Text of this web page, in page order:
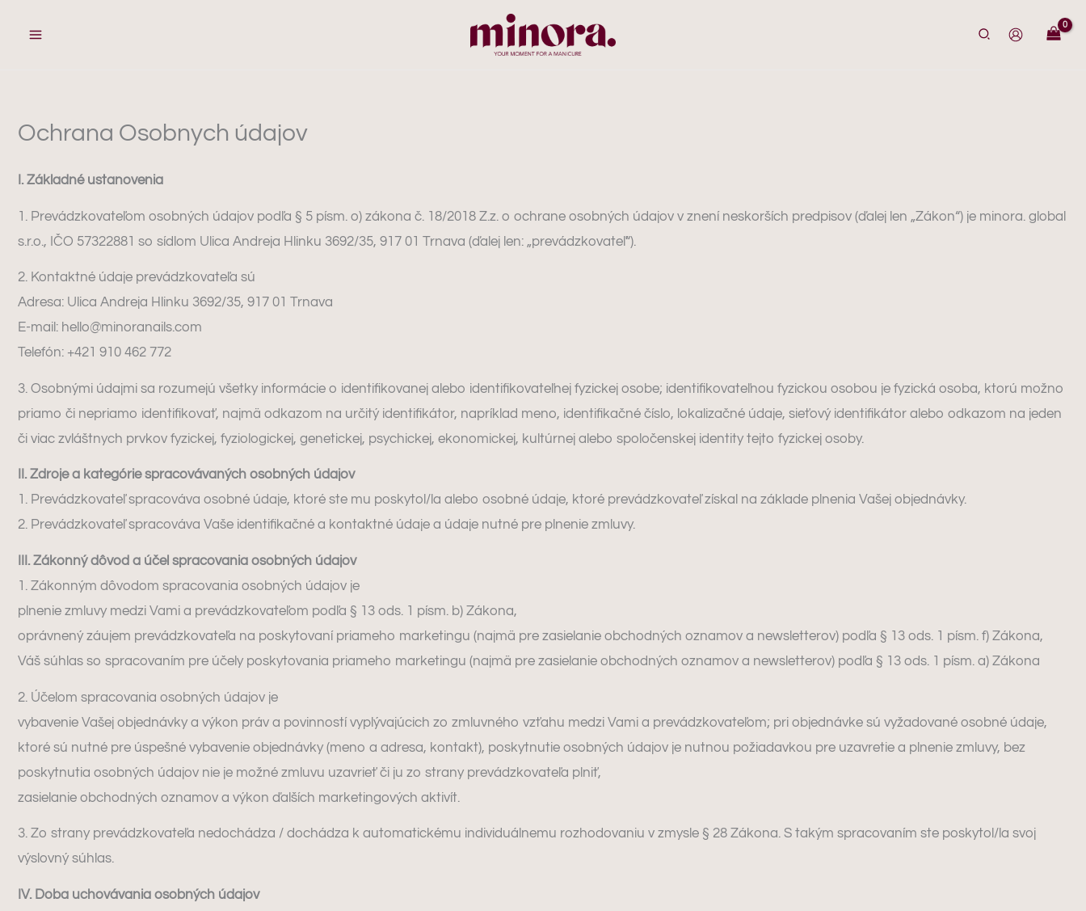
Ochrana Osobnych údajov
I. Základné ustanovenia
1. Prevádzkovateľom osobných údajov podľa § 5 písm. o) zákona č. 18/2018 Z.z. o ochrane osobných údajov v znení neskorších predpisov (ďalej len „Zákon“) je minora. global
s.r.o., IČO 57322881 so sídlom Ulica Andreja Hlinku 3692/35, 917 01 Trnava (ďalej len: „prevádzkovateľ“).
2. Kontaktné údaje prevádzkovateľa sú
Adresa: Ulica Andreja Hlinku 3692/35, 917 01 Trnava
E-mail: hello@minoranails.com
Telefón: +421 910 462 772
3. Osobnými údajmi sa rozumejú všetky informácie o identifikovanej alebo identifikovateľnej fyzickej osobe; identifikovateľnou fyzickou osobou je fyzická osoba, ktorú možno
priamo či nepriamo identifikovať, najmä odkazom na určitý identifikátor, napríklad meno, identifikačné číslo, lokalizačné údaje, sieťový identifikátor alebo odkazom na jeden
či viac zvláštnych prvkov fyzickej, fyziologickej, genetickej, psychickej, ekonomickej, kultúrnej alebo spoločenskej identity tejto fyzickej osoby.
II. Zdroje a kategórie spracovávaných osobných údajov
1. Prevádzkovateľ spracováva osobné údaje, ktoré ste mu poskytol/la alebo osobné údaje, ktoré prevádzkovateľ získal na základe plnenia Vašej objednávky.
2. Prevádzkovateľ spracováva Vaše identifikačné a kontaktné údaje a údaje nutné pre plnenie zmluvy.
III. Zákonný dôvod a účel spracovania osobných údajov
1. Zákonným dôvodom spracovania osobných údajov je
plnenie zmluvy medzi Vami a prevádzkovateľom podľa § 13 ods. 1 písm. b) Zákona,
oprávnený záujem prevádzkovateľa na poskytovaní priameho marketingu (najmä pre zasielanie obchodných oznamov a newsletterov) podľa § 13 ods. 1 písm. f) Zákona,
Váš súhlas so spracovaním pre účely poskytovania priameho marketingu (najmä pre zasielanie obchodných oznamov a newsletterov) podľa § 13 ods. 1 písm. a) Zákona
2. Účelom spracovania osobných údajov je
vybavenie Vašej objednávky a výkon práv a povinností vyplývajúcich zo zmluvného vzťahu medzi Vami a prevádzkovateľom; pri objednávke sú vyžadované osobné údaje,
ktoré sú nutné pre úspešné vybavenie objednávky (meno a adresa, kontakt), poskytnutie osobných údajov je nutnou požiadavkou pre uzavretie a plnenie zmluvy, bez
poskytnutia osobných údajov nie je možné zmluvu uzavrieť či ju zo strany prevádzkovateľa plniť,
zasielanie obchodných oznamov a výkon ďalších marketingových aktivít.
3. Zo strany prevádzkovateľa nedochádza / dochádza k automatickému individuálnemu rozhodovaniu v zmysle § 28 Zákona. S takým spracovaním ste poskytol/la svoj
výslovný súhlas.
IV. Doba uchovávania osobných údajov